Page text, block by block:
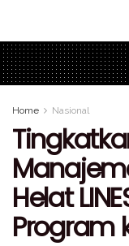
Home Nasional
Helat
Program